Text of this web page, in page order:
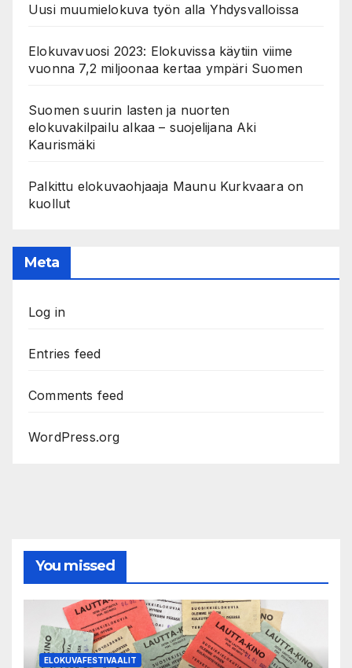
Uusi muumielokuva työn alla Yhdysvalloissa
Elokuvavuosi 2023: Elokuvissa käytiin viime
vuonna 7,2 miljoonaa kertaa ympäri Suomen
Suomen suurin lasten ja nuorten
elokuvakilpailu alkaa – suojelijana Aki
Kaurismäki
Palkittu elokuvaohjaaja Maunu Kurkvaara on
kuollut
Meta
Log in
Entries feed
Comments feed
WordPress.org
You missed
ELOKUVAFESTIVAALIT